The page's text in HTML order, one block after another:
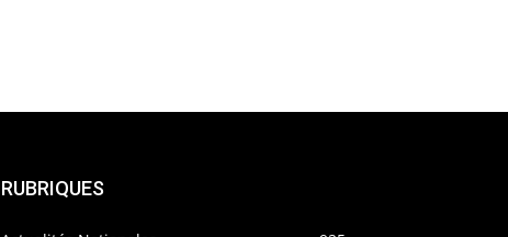
RUBRIQUES